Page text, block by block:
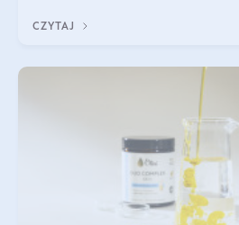
bydlęcy.
CZYTAJ